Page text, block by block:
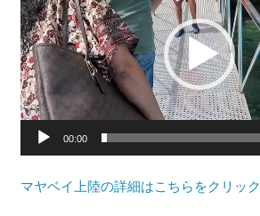
プ
レ
ー
ヤ
ー
00:00
マヤベイ上陸の詳細はこちらをクリック